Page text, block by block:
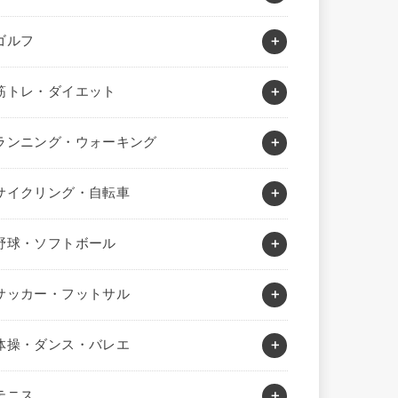
ルフ
トレ・ダイエット
ンニング・ウォーキング
イクリング・自転車
球・ソフトボール
ッカー・フットサル
操・ダンス・バレエ